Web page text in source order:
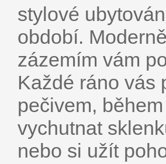
stylové
období.
zázemím vám
Každé ráno vás
pečivem,
vychutnat
nebo si užít